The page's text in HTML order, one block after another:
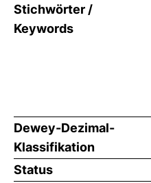
Stichwörter /
Keywords
Dewey-Dezimal-
Klassifikation
Status